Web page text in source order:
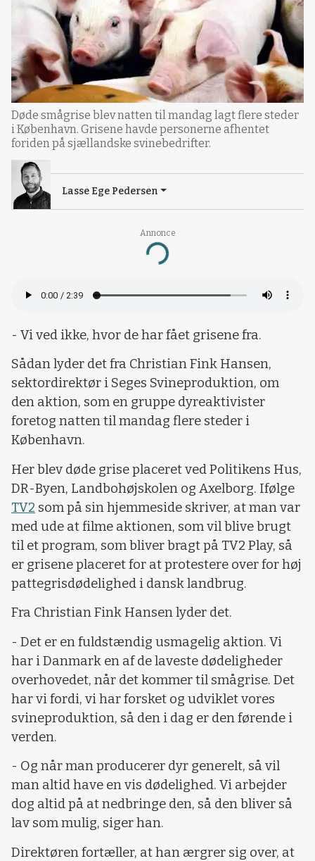
Annonce
Loading...
Døde smågrise blev natten til mandag lagt flere steder
i København. Grisene havde personerne afhentet
foriden på sjællandske svinebedrifter.
Lasse Ege Pedersen
- Vi ved ikke, hvor de har fået grisene fra.
Sådan lyder det fra Christian Fink Hansen,
sektordirektør i Seges Svineproduktion, om
den aktion, som en gruppe dyreaktivister
foretog natten til mandag flere steder i
København.
Her blev døde grise placeret ved Politikens Hus,
DR-Byen, Landbohøjskolen og Axelborg. Ifølge
TV2 som på sin hjemmeside skriver, at man var
med ude at filme aktionen, som vil blive brugt
til et program, som bliver bragt på TV2 Play, så
er grisene placeret for at protestere over for høj
pattegrisdødelighed i dansk landbrug.
Fra Christian Fink Hansen lyder det.
- Det er en fuldstændig usmagelig aktion. Vi
har i Danmark en af de laveste dødeligheder
overhovedet, når det kommer til smågrise. Det
har vi fordi, vi har forsket og udviklet vores
svineproduktion, så den i dag er den førende i
verden.
- Og når man producerer dyr generelt, så vil
man altid have en vis dødelighed. Vi arbejder
dog altid på at nedbringe den, så den bliver så
lav som mulig, siger han.
Direktøren fortæller, at han ærgrer sig over, at